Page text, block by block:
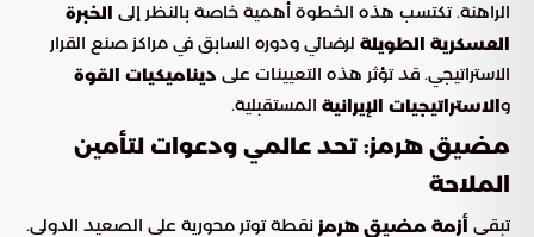
الراهنة. تكتسب هذه الخطوة أهمية خاصة بالنظر إلى الخبرة
العسكرية الطويلة لرضائي ودوره السابق في مراكز صنع القرار
الاستراتيجي. قد تؤثر هذه التعيينات على ديناميكيات القوة
والاستراتيجيات الإيرانية المستقبلية.
مضيق هرمز: تحد عالمي ودعوات لتأمين
الملاحة
تبقى أزمة مضيق هرمز نقطة توتر محورية على الصعيد الدولي.